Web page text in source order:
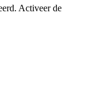
Activeer de